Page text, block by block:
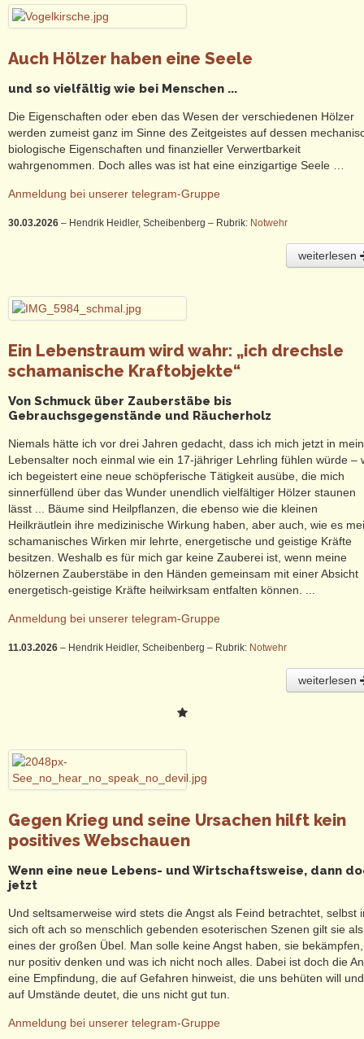
Auch Hölzer haben eine Seele
und so vielfältig wie bei Menschen ...
Die Eigenschaften oder eben das Wesen der verschiedenen Hölzer
werden zumeist ganz im Sinne des Zeitgeistes auf dessen
biologische Eigenschaften und finanzieller Verwertbarkeit
wahrgenommen. Doch alles was ist hat eine einzigartige Seele …
Anmeldung bei unserer telegram-Gruppe
30.03.2026 – Hendrik Heidler, Scheibenberg – Rubrik: Notwehr
weiterlesen
Ein Lebenstraum wird wahr: „ich drechsle
schamanische Kraftobjekte“
Von Schmuck über Zauberstäbe bis
Gebrauchsgegenstände und Räucherholz
Niemals hätte ich vor drei Jahren gedacht, dass ich mich jetzt in
Lebensalter noch einmal wie ein 17-jähriger Lehrling fühlen würde –
ich begeistert eine neue schöpferische Tätigkeit ausübe, die mich
sinnerfüllend über das Wunder unendlich vielfältiger Hölzer staunen
lässt ... Bäume sind Heilpflanzen, die ebenso wie die kleinen
Heilkräutlein ihre medizinische Wirkung haben, aber auch, wie es
schamanisches Wirken mir lehrte, energetische und geistige Kräfte
besitzen. Weshalb es für mich gar keine Zauberei ist, wenn meine
hölzernen Zauberstäbe in den Händen gemeinsam mit einer Absicht
energetisch-geistige Kräfte heilwirksam entfalten können. ...
Anmeldung bei unserer telegram-Gruppe
11.03.2026 – Hendrik Heidler, Scheibenberg – Rubrik: Notwehr
weiterlesen
Gegen Krieg und seine Ursachen hilft kein
positives Webschauen
Wenn eine neue Lebens- und Wirtschaftsweise, dann
jetzt
Und seltsamerweise wird stets die Angst als Feind betrachtet, selbst
sich oft ach so menschlich gebenden esoterischen Szenen gilt sie als
eines der großen Übel. Man solle keine Angst haben, sie bekämpfen,
nur positiv denken und was ich nicht noch alles. Dabei ist doch die
eine Empfindung, die auf Gefahren hinweist, die uns behüten will und
auf Umstände deutet, die uns nicht gut tun.
Anmeldung bei unserer telegram-Gruppe